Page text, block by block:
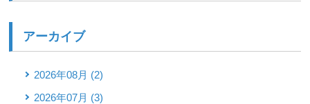
アーカイブ
2026年08月 (2)
2026年07月 (3)